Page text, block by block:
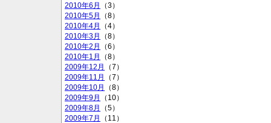
2010年6月
（3）
2010年5月
（8）
2010年4月
（4）
2010年3月
（8）
2010年2月
（6）
2010年1月
（8）
2009年12月
（7）
2009年11月
（7）
2009年10月
（8）
2009年9月
（10）
2009年8月
（5）
2009年7月
（11）